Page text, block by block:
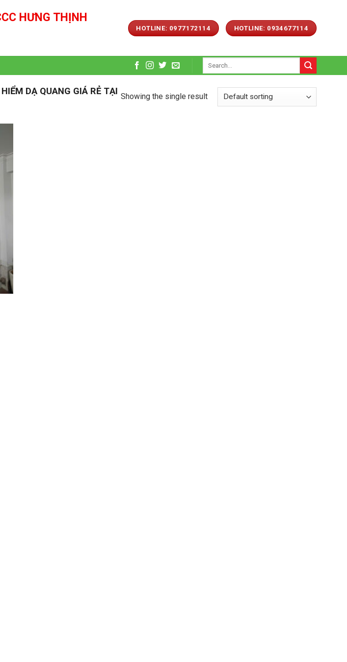
HƯNG THỊNH
HOTLINE: 0977172114 HOTLINE: 0934677114
DẠ QUANG GIÁ RẺ TẠI Showing the single result